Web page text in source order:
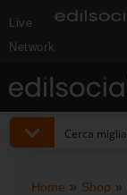
Live
Network
Home » Shop »